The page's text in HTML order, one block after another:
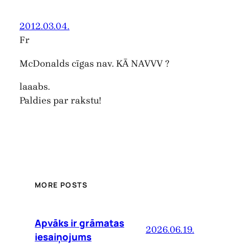
2012.03.04.
Fr
McDonalds cīgas nav. KĀ NAVVV ?
laaabs.
Paldies par rakstu!
MORE POSTS
Apvāks ir grāmatas
iesaiņojums
2026.06.19.